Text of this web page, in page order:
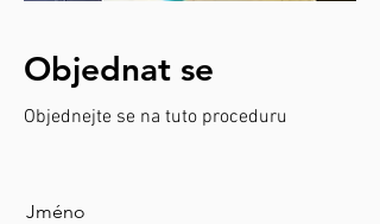
Objednat se
Objednejte se na tuto proceduru
Jméno